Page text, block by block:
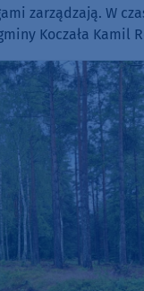
zarządzają. W
Koczała Kamil